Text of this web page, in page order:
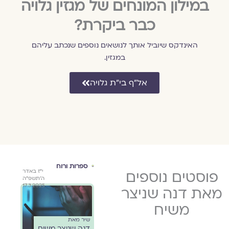
במילון המונחים של מגזין גלויה
כבר ביקרת?
האינדקס שיוביל אותך לנושאים נוספים שנכתב עליהם
במגזין.
אל״ף בי״ת גלויה
פוסטים נוספים
מאת דנה שניצר
משיח
ה׳תשפ״ד
משיח
ספרות ורוח
י״ז באדר
ה׳תשפ״ה
17.3.2025
שיר מאת